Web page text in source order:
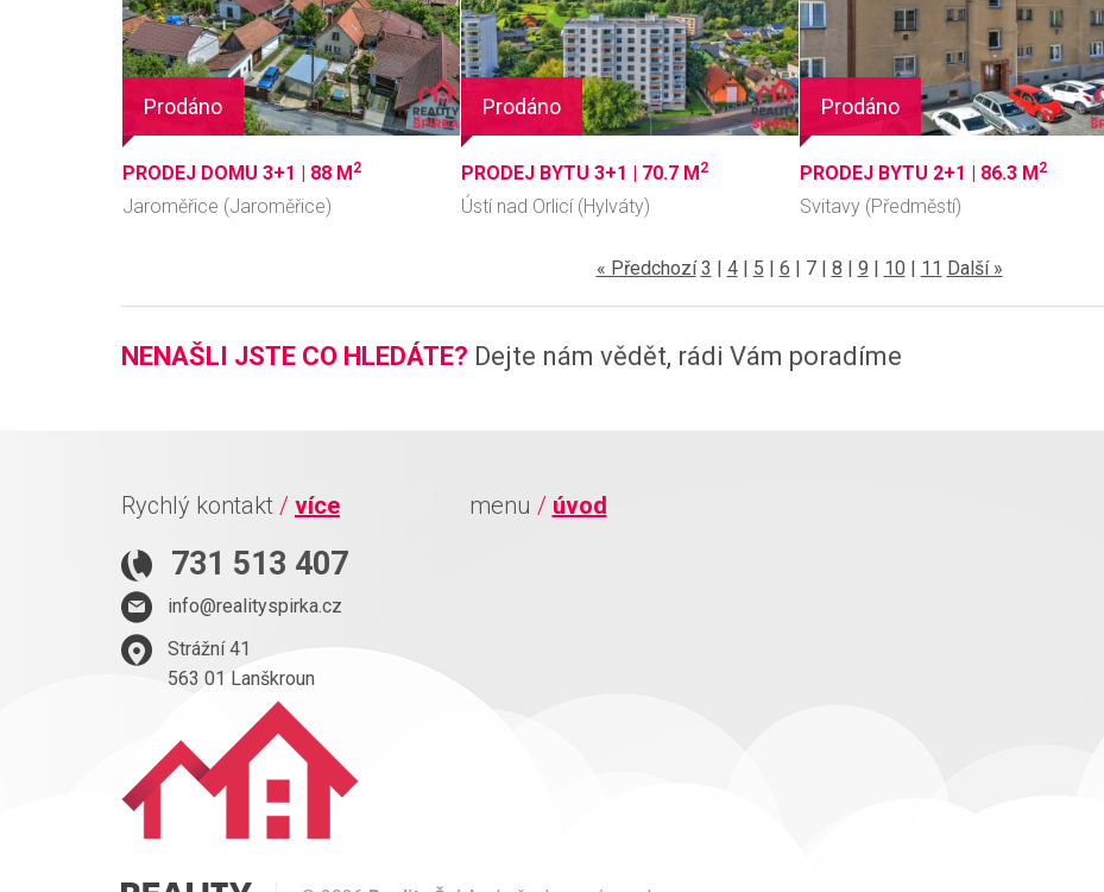
Prodáno
PRODEJ DOMU 3+1 | 88 M2
Jaroměřice (Jaroměřice)
Prodáno
PRODEJ BYTU 3+1 | 70.7 M2
Ústí nad Orlicí (Hylváty)
Prodáno
PRODEJ BYTU 2+1 | 86.3 M2
Svitavy (Předměstí)
« Předchozí 3 | 4| 5 | 6 | 7| 8 | 9 | 10 | 11 Další »
NENAŠLI JSTE CO HLEDÁTE? Dejte nám vědět, rádi Vám poradíme
Rychlý kontakt / více
731 513 407
info@realityspirka.cz
Strážní 41
563 01 Lanškroun
menu / úvod